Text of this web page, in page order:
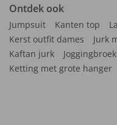
Ontdek ook
Jumpsuit Kanten top
Kerst outfit dames
Jurk
Kaftan jurk
Ketting met grote hanger